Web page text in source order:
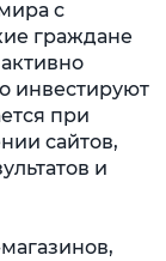
с
граждане
инвестируют
при
сайтов,
и